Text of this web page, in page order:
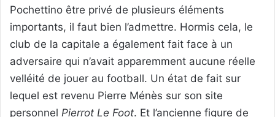
Pochettino être privé de plusieurs éléments
importants, il faut bien l’admettre. Hormis cela, le
club de la capitale a également fait face à un
adversaire qui n’avait apparemment aucune réelle
velléité de jouer au football. Un état de fait sur
lequel est revenu Pierre Ménès sur son site
personnel Pierrot Le Foot. Et l’ancienne figure de